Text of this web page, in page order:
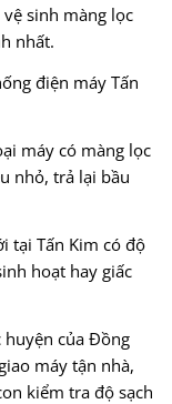
sinh màng lọc
nhất.
điện máy Tấn
máy có màng lọc
nhỏ, trả lại bầu
tại Tấn Kim có độ
hoạt hay giấc
huyện của Đồng
máy tận nhà,
kiểm tra độ sạch